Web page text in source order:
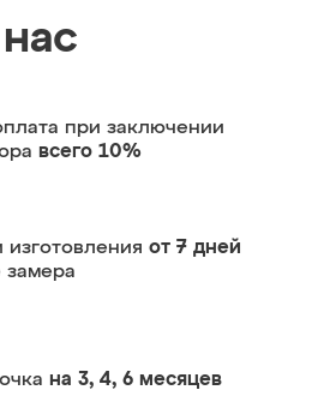
при заключении
всего 10%
изготовления от 7 дней
замера
на 3, 4, 6 месяцев